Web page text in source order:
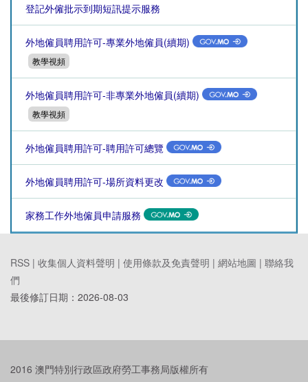
登記外僱批示到期短訊提示服務
外地僱員聘用許可-專業外地僱員(續期)
教學視頻
外地僱員聘用許可-非專業外地僱員(續期)
教學視頻
外地僱員聘用許可-聘用許可總覽
外地僱員聘用許可-場所資料更改
家務工作外地僱員申請服務
RSS | 收集個人資料聲明 | 使用條款及免責聲明 | 網站地圖 | 聯絡我
們
最後修訂日期： 2026-08-03
2016 澳門特別行政區政府勞工事務局版權所有